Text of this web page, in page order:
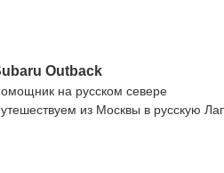
Outback
на русском севере
из Москвы в русскую